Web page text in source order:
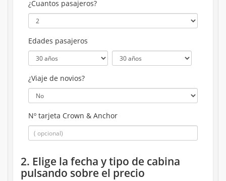
¿Cuantos pasajeros?
Edades pasajeros
¿Viaje de novios?
Nº tarjeta Crown & Anchor
2. Elige la fecha y tipo de cabina
pulsando sobre el precio